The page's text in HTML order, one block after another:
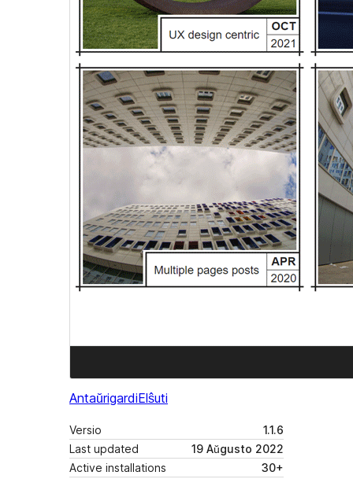
AntaŭrigardiElŝuti
Versio
1.1.6
Last updated
19 Aŭgusto 2022
Active installations
30+